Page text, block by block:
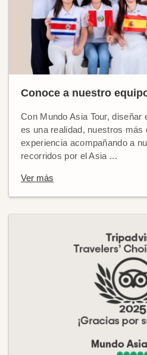
Conoce a nuestro
Con Mundo Asia Tour, diseñar
es una realidad, nuestros más
experiencia acompañando a
recorridos por el Asia ...
Ver más